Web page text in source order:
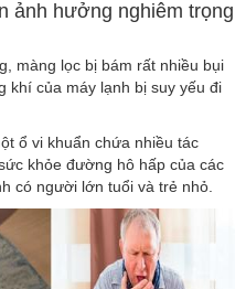
ảnh hưởng nghiêm trọng
màng lọc bị bám rất nhiều bụi
khí của máy lạnh bị suy yếu đi
ổ vi khuẩn chứa nhiều tác
khỏe đường hô hấp của các
có người lớn tuổi và trẻ nhỏ.